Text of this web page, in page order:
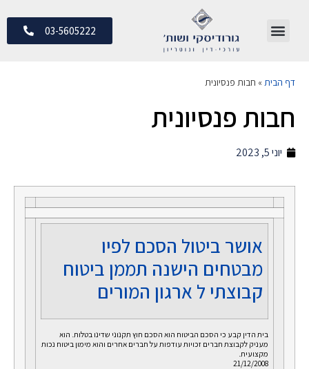
03-5605222
דף הבית » חבות פנסיונית
חבות פנסיונית
יוני 5, 2023
אושר ביטול הסכם לפיו
מבטחים הישנה תממן ביטוח
קבוצתי ל ארגון המורים
בית הדין קבע כי הסכם הביטוח הוא הסכם חוץ תקנוני שדינו בטלות. הוא
מעניק לקבוצת חברים זכויות עודפות על חברים אחרים והוא מימון ביטוח נכות
מקצועית.
21/12/2008